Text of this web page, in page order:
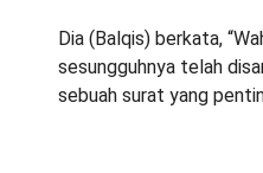
Dia (Balqis) berkata,
sesungguhnya telah
sebuah surat yang